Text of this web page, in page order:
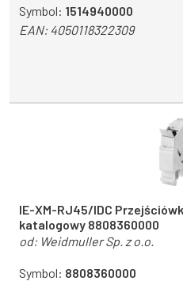
Symbol: 1514940000
EAN:4050118322309
IE-XM-RJ45/IDC
katalogowy 8808360000
od: Weidmuller Sp. z o.o.
Symbol: 8808360000